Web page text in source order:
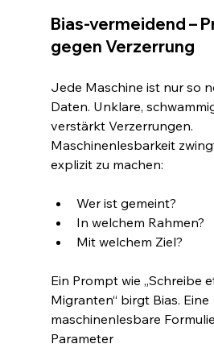
Bias-vermeidend –
gegen Verzerrung
Jede Maschine ist nur so
Daten. Unklare,
verstärkt Verzerrungen.
Maschinenlesbarkeit
explizit zu machen:
Wer ist gemeint?
In welchem Rahmen?
Mit welchem Ziel?
Ein Prompt wie „Schreibe
Migranten“ birgt Bias. Eine
maschinenlesbare
Parameter